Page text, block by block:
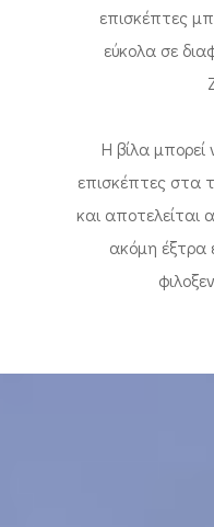
επισκέπτες
εύκολα σε
Η βίλα μπορεί
επισκέπτες στα
και αποτελείται
ακόμη έξτρα